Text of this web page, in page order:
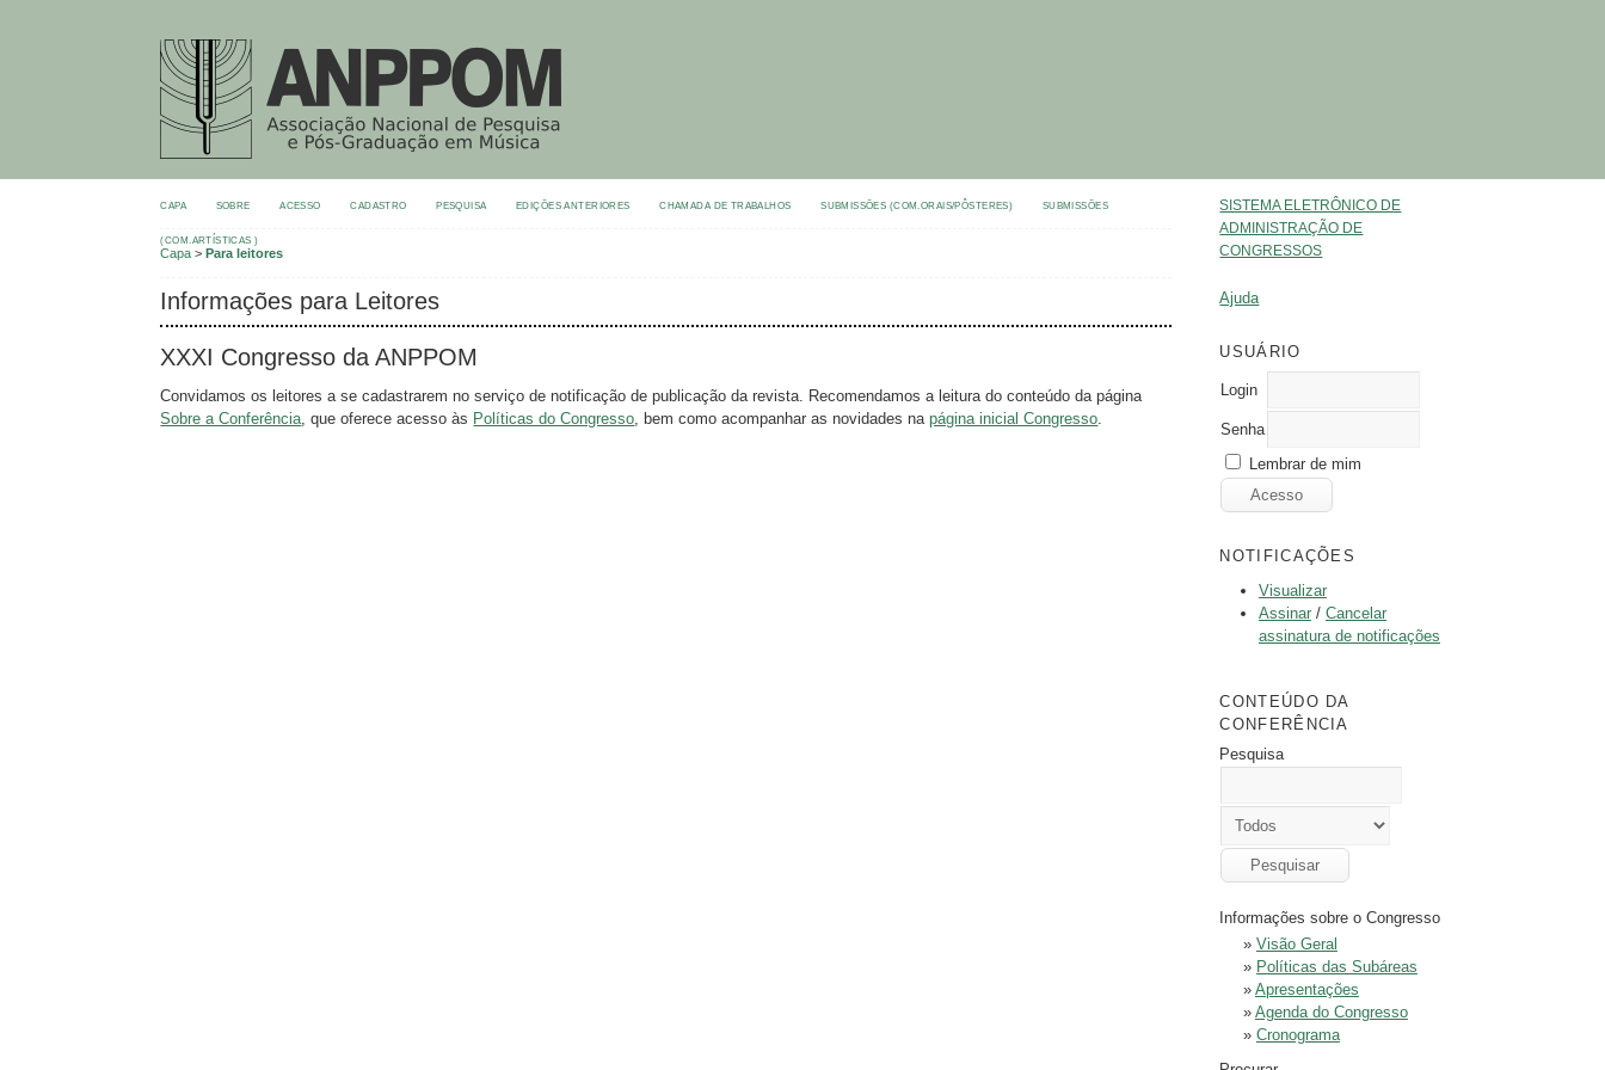
SISTEMA ELETRÔNICO DE
ADMINISTRAÇÃO DE
CONGRESSOS
Ajuda
USUÁRIO
Login
Senha
Lembrar de mim
NOTIFICAÇÕES
Visualizar
Assinar/ Cancelar
assinatura de notificações
CONTEÚDO DA
CONFERÊNCIA
Pesquisa
Informações sobre o Congresso
» Visão Geral
» Políticas das Subáreas
» Apresentações
» Agenda do Congresso
» Cronograma
CAPA SOBRE ACESSO CADASTRO PESQUISA EDIÇÕES ANTERIORES CHAMADA DE TRABALHOS SUBMISSÕES (COM.ORAIS/PÔSTERES) SUBMISSÕES
(COM.ARTÍSTICAS )
Capa >Para leitores
Informações para Leitores
XXXI Congresso da ANPPOM
Convidamos os leitores a se cadastrarem no serviço de notificação de publicação da revista. Recomendamos a leitura do conteúdo da página
Sobre a Conferência , que oferece acesso às Políticas do Congresso , bem como acompanhar as novidades napágina inicial Congresso